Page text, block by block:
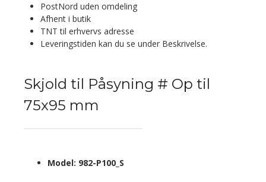
PostNord uden omdeling
Afhent i butik
TNT til erhvervs adresse
Leveringstiden kan du se under Beskrivelse.
Skjold til Påsyning # Op til
75x95 mm
Model: 982-P100_S